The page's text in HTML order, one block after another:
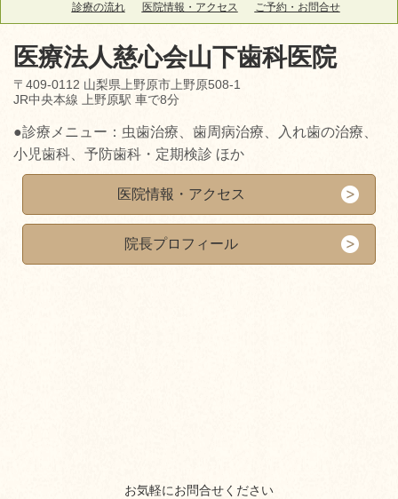
診療の流れ
医院情報・アクセス ご予約・お問合せ
医療法人慈心会山下歯科医院
〒409-0112 山梨県上野原市上野原508-1
JR中央本線 上野原駅 車で8分
●診療メニュー：虫歯治療、歯周病治療、入れ歯の治療、
小児歯科、予防歯科・定期検診 ほか
医院情報・アクセス
院長プロフィール
お気軽にお問合せください